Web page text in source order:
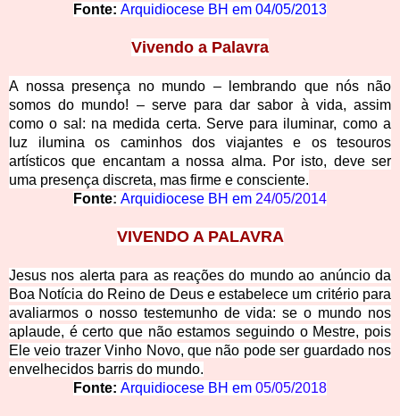
Fonte: Arquidiocese BH em 04/05/2013
Vivendo a Palavra
A nossa presença no mundo – lembrando que nós não
somos do mundo! – serve para dar sabor à vida, assim
como o sal: na medida certa. Serve para iluminar, como a
luz ilumina os caminhos dos viajantes e os tesouros
artísticos que encantam a nossa alma. Por isto, deve ser
uma presença discreta, mas firme e consciente.
Fonte: Arquidiocese BH em 24/05/2014
VIVENDO A PALAVRA
Jesus nos alerta para as reações do mundo ao anúncio da
Boa Notícia do Reino de Deus e estabelece um critério para
avaliarmos o nosso testemunho de vida: se o mundo nos
aplaude, é certo que não estamos seguindo o Mestre, pois
Ele veio trazer Vinho Novo, que não pode ser guardado nos
envelhecidos barris do mundo.
Fonte: Arquidiocese BH em 05/05/2018